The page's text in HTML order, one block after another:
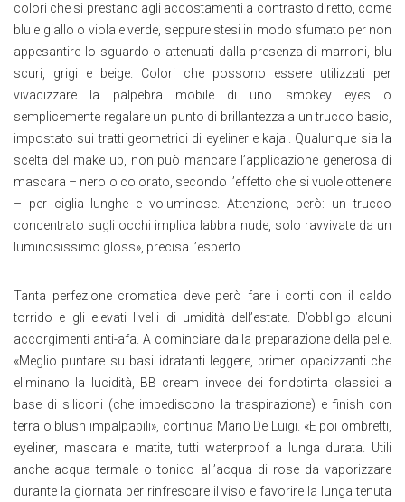
colori che si prestano agli accostamenti a contrasto diretto, come
blu e giallo o viola e verde, seppure stesi in modo sfumato per non
appesantire lo sguardo o attenuati dalla presenza di marroni, blu
scuri, grigi e beige. Colori che possono essere utilizzati per
vivacizzare la palpebra mobile di uno smokey eyes o
semplicemente regalare un punto di brillantezza a un trucco basic,
impostato sui tratti geometrici di eyeliner e kajal. Qualunque sia la
scelta del make up, non può mancare l’applicazione generosa di
mascara – nero o colorato, secondo l’effetto che si vuole ottenere
– per ciglia lunghe e voluminose. Attenzione, però: un trucco
concentrato sugli occhi implica labbra nude, solo ravvivate da un
luminosissimo gloss», precisa l’esperto.
Tanta perfezione cromatica deve però fare i conti con il caldo
torrido e gli elevati livelli di umidità dell’estate. D’obbligo alcuni
accorgimenti anti-afa. A cominciare dalla preparazione della pelle.
«Meglio puntare su basi idratanti leggere, primer opacizzanti che
eliminano la lucidità, BB cream invece dei fondotinta classici a
base di siliconi (che impediscono la traspirazione) e finish con
terra o blush impalpabili», continua Mario De Luigi. «E poi ombretti,
eyeliner, mascara e matite, tutti waterproof a lunga durata. Utili
anche acqua termale o tonico all’acqua di rose da vaporizzare
durante la giornata per rinfrescare il viso e favorire la lunga tenuta